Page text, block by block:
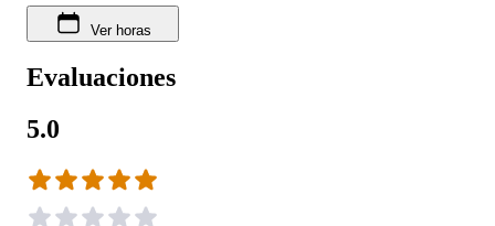
Ver horas
Evaluaciones
5.0